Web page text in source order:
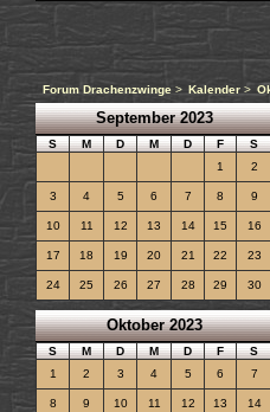
Forum Drachenzwinge > Kalender>
September 2023
S M D M D F
S
1
2
3 4 5 6 7 8 9
10 11 12 13 14 15 16
17 18 19 20 21 22 23
24 25 26 27 28 29 30
Oktober 2023
S M D M D F
S
1
2 3 4 5 6 7
8 9 10 11 12 13 14